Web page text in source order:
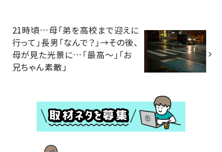
21時頃…母「弟を高校まで迎えに
行って」長男「なんで？」→その後、
母が見た光景に…「最高～」「お
兄ちゃん素敵」